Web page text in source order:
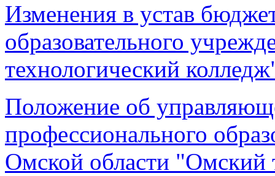
Изменения в устав
образовательного
технологический
Положение об
профессионального
Омской области "Омский